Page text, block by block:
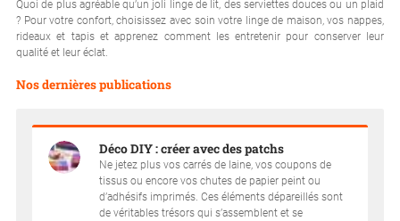
Quoi de plus agréable qu’un joli linge de lit, des serviettes douces ou un plaid
? Pour votre confort, choisissez avec soin votre linge de maison, vos nappes,
rideaux et tapis et apprenez comment les entretenir pour conserver leur
qualité et leur éclat.
Nos dernières publications
Déco DIY : créer avec des patchs
Ne jetez plus vos carrés de laine, vos coupons de
tissus ou encore vos chutes de papier peint ou
d’adhésifs imprimés. Ces éléments dépareillés sont
de véritables trésors qui s’assemblent et se